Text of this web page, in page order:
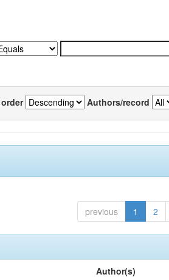
Authors/record
previous 1 2
Author(s)